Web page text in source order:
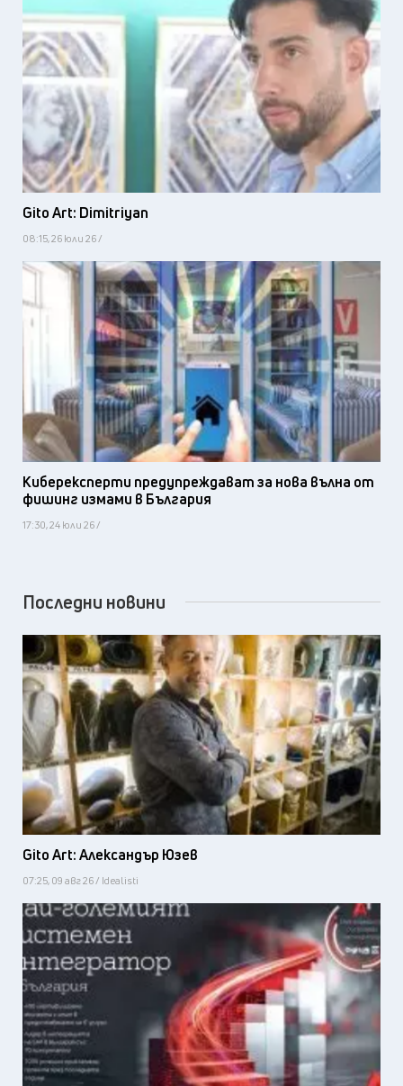
Gito Art: Dimitriyan
08:15, 26 юли 26 /
Киберексперти предупреждават за нова вълна от
фишинг измами в България
17:30, 24 юли 26 /
Последни новини
Gito Art: Александър Юзев
07:25, 09 авг 26 / Idealisti